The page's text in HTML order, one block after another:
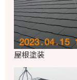
屋根塗装